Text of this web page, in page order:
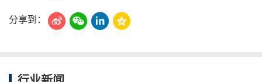
分享到：